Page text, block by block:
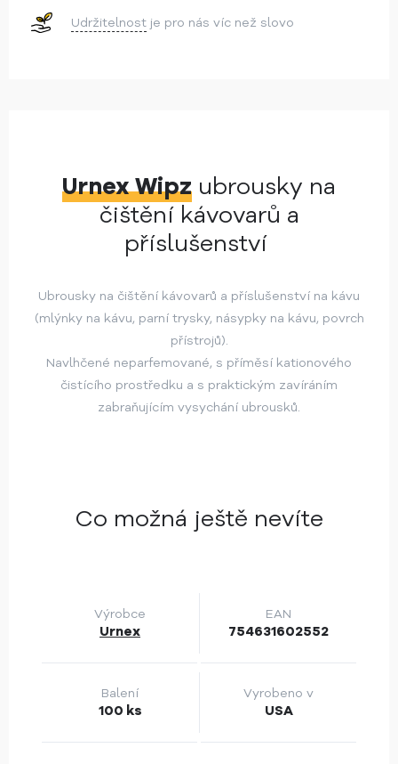
Udržitelnost je pro nás víc než slovo
Urnex Wipz ubrousky na
čištění kávovarů a
příslušenství
Ubrousky na čištění kávovarů a příslušenství na kávu
(mlýnky na kávu, parní trysky, násypky na kávu, povrch
přístrojů).
Navlhčené neparfemované, s příměsí kationového
čistícího prostředku a s praktickým zavíráním
zabraňujícím vysychání ubrousků.
Co možná ještě nevíte
Výrobce
Urnex
EAN
754631602552
Balení
100 ks
Vyrobeno v
USA